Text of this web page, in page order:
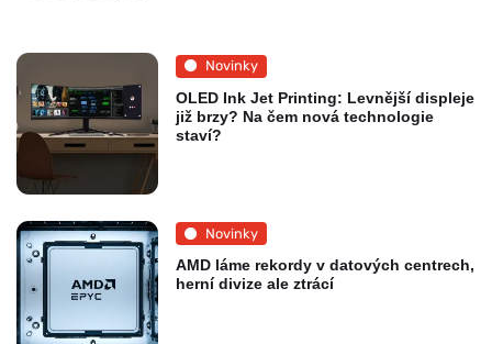
Novinky
OLED Ink Jet Printing: Levnější displeje
již brzy? Na čem nová technologie
staví?
Novinky
AMD láme rekordy v datových centrech,
herní divize ale ztrácí